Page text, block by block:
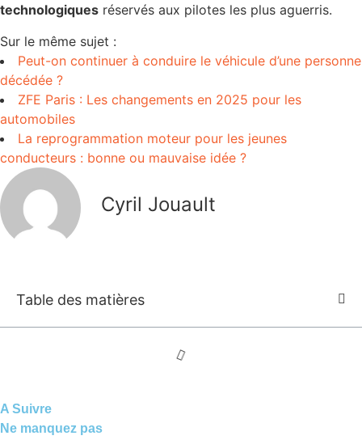
technologiques réservés aux pilotes les plus aguerris.
Sur le même sujet :
Peut-on continuer à conduire le véhicule d’une personne
décédée ?
ZFE Paris : Les changements en 2025 pour les
automobiles
La reprogrammation moteur pour les jeunes
conducteurs : bonne ou mauvaise idée ?
Cyril Jouault
Table des matières
A Suivre
Ne manquez pas